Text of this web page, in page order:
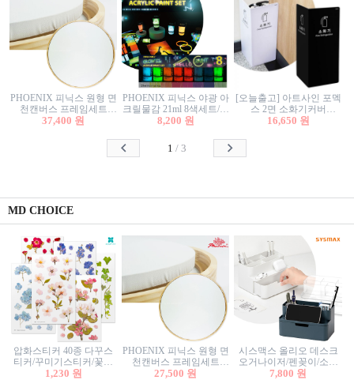
PHOENIX 피닉스 원형 면
천캔버스 프레임세트
40cm/원형캔버스/플로팅
37,400 원
PHOENIX 피닉스 야광 아
크릴물감 21ml 8색세트/야
광물감
8,200 원
[오늘출고] 아트사인 포멕
스 2면 소화기커버
1470/1471/소화기커버/소
함/소화기거치대/소화기
16,650 원
1 / 3
MD CHOICE
압화스티커 40종 다꾸스
티커/꾸미기스티커/꽃스
티커/압화꽃책갈피/팬시
1,230 원
PHOENIX 피닉스 원형 면
천캔버스 프레임세트
30cm/원형캔버스/플로팅
27,500 원
시스맥스 올리오 데스크
오거나이저/펜꽂이/소품
꽂이/소품함/정리함/수납
7,800 원